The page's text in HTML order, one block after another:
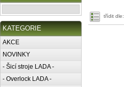
KATEGORIE
AKCE
NOVINKY
- Šicí stroje LADA -
- Overlock LADA -
třídit dle: